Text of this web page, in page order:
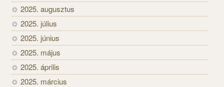
2025. augusztus
2025. július
2025. június
2025. május
2025. április
2025. március